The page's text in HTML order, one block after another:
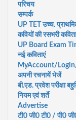
परिचय
सम्पर्क
UP TET उच्च.
कवियों की रसभरी
UP Board Exam
नई कविताएं
MyAccount/
अपनी रचनायें भेजें
बी.एड. प्रवेश परीक्षा
नियम एवं शर्ते
Advertise
टी0 जी0 टी0 / पी0